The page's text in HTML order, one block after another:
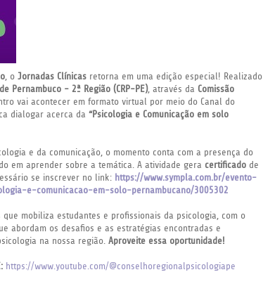
, o Jornadas Clínicas retorna em uma edição especial! Realizado
Pernambuco - 2ª Região (CRP-PE), através da Comissão
vai acontecer em formato virtual por meio do Canal do
dialogar acerca da “Psicologia e Comunicação em solo
e da comunicação, o momento conta com a presença do
em aprender sobre a temática. A atividade gera certificado de
se inscrever no link: https://www.sympla.com.br/evento-
e-comunicacao-em-solo-pernambucano/3005302
que mobiliza estudantes e profissionais da psicologia, com o
abordam os desafios e as estratégias encontradas e
na nossa região. Aproveite essa oportunidade!
https://www.youtube.com/@conselhoregionalpsicologiape